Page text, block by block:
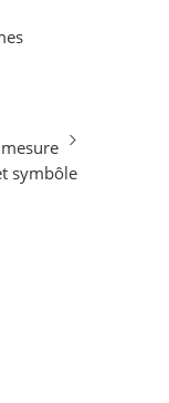
symbôle